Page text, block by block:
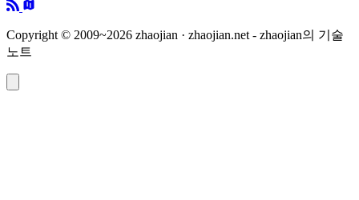
Copyright © 2009~2026 zhaojian · zhaojian.net - zhaojian의 기술
노트